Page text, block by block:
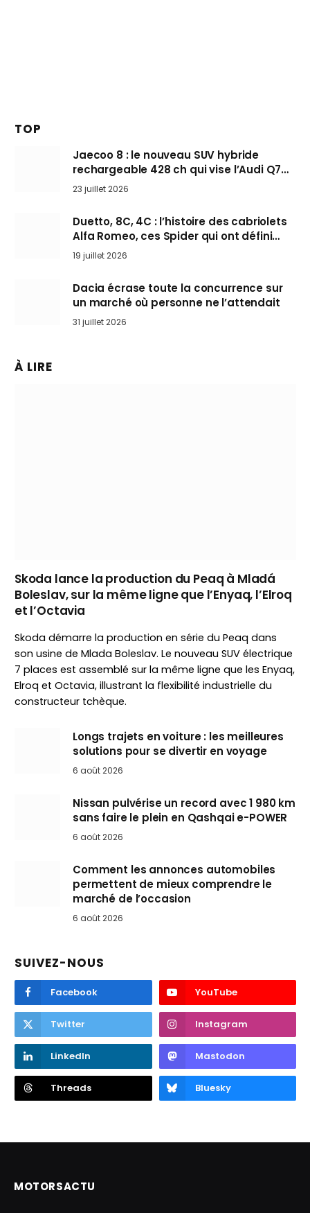
TOP
Jaecoo 8 : le nouveau SUV hybride
rechargeable 428 ch qui vise l’Audi Q7
arrive en Europe cet automne
23 juillet 2026
Duetto, 8C, 4C : l’histoire des cabriolets
Alfa Romeo, ces Spider qui ont défini
l’art de rouler cheveux au vent
19 juillet 2026
Dacia écrase toute la concurrence sur
un marché où personne ne l’attendait
31 juillet 2026
À LIRE
Skoda lance la production du Peaq à Mladá
Boleslav, sur la même ligne que l’Enyaq, l’Elroq
et l’Octavia
Skoda démarre la production en série du Peaq dans
son usine de Mlada Boleslav. Le nouveau SUV électrique
7 places est assemblé sur la même ligne que les Enyaq,
Elroq et Octavia, illustrant la flexibilité industrielle du
constructeur tchèque.
Longs trajets en voiture : les meilleures
solutions pour se divertir en voyage
6 août 2026
Nissan pulvérise un record avec 1 980 km
sans faire le plein en Qashqai e-POWER
6 août 2026
Comment les annonces automobiles
permettent de mieux comprendre le
marché de l’occasion
6 août 2026
SUIVEZ-NOUS
Facebook YouTube
Twitter Instagram
LinkedIn Mastodon
Threads Bluesky
MOTORSACTU